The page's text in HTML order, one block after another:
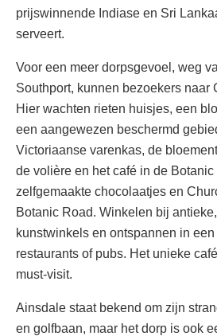
prijswinnende Indiase en Sri
serveert.
Voor een meer dorpsgevoel, weg
Southport, kunnen bezoekers naar
Hier wachten rieten huisjes, een
een aangewezen beschermd
Victoriaanse varenkas, de
de volière en het café in de
zelfgemaakte chocolaatjes en
Botanic Road. Winkelen bij
kunstwinkels en ontspannen in
restaurants of pubs. Het unieke
must-visit.
Ainsdale staat bekend om zijn
en golfbaan, maar het dorp is ook